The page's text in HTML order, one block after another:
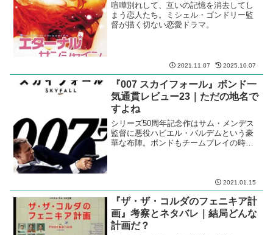
喧嘩別れして、互いの記憶を消去してし
まう恋人たち。ミシェル・ゴンドリー監
督が描く切ない恋愛ドラマ。
2021.11.07 2025.10.07
『007 スカイフォール』ボンド一
気通貫レビュー23｜ただの地名で
すよね
シリーズ50周年記念作はサム・メンデス
監督に悪役ハビエル・バルデムという豪
華な布陣。ボンドもチームプレイの時代
2021.01.15
『ザ・ザ・コルダのフェニキア計
画』考察とネタバレ｜結局どんな
計画だ？